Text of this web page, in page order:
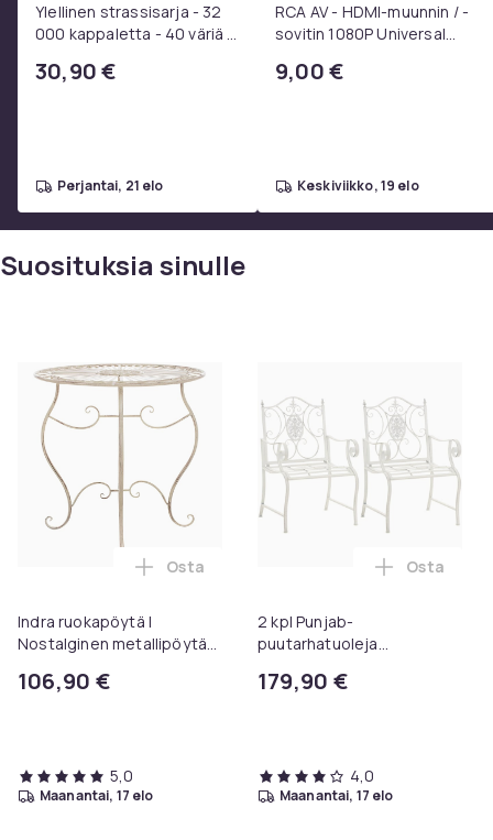
Ylellinen strassisarja - 32
000 kappaletta - 40 väriä -
strassit - koko 3mm - Liima
30,90 €
perjantai, 21 elo
RCA AV - HDMI-muunnin / -
sovitin 1080P Universal
9,00 €
keskiviikko, 19 elo
Suosituksia sinulle
Indra ruokapöytä |
Nostalginen metallipöytä
| Pyöreä bistro-pöytä,
106,90 €
Lisää Indra ruokapöytä | Nostalginen
Osta
5,0
maanantai, 17 elo
2 kpl Punjab-
puutarhatuoleja
rautatuoli I Erittäin tukeva
179,90 €
Lisää 2
Osta
4,0
maanantai, 17 elo